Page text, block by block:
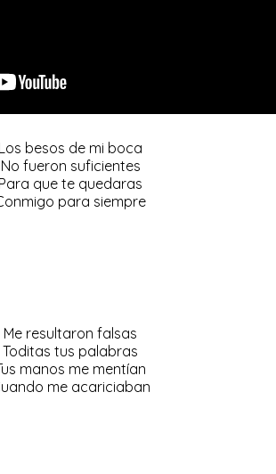
Los besos de mi boca
No fueron suficientes
Para que te quedaras
para siempre
Me resultaron falsas
Toditas tus palabras
manos me mentían
me acariciaban